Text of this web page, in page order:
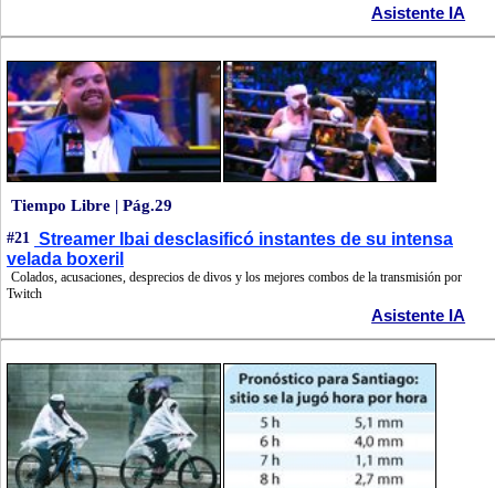
Asistente IA
Tiempo Libre | Pág.29
#21
Streamer Ibai desclasificó instantes de su intensa
velada boxeril
Colados, acusaciones, desprecios de divos y los mejores combos de la transmisión por
Twitch
Asistente IA